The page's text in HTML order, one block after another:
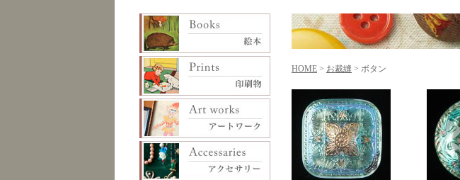
HOME > お裁縫 > ボタン